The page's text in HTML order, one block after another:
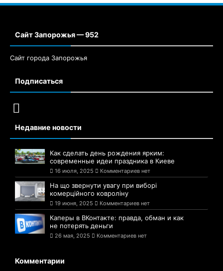
Сайт Запорожья — 952
Сайт города Запорожья
Подписаться
Недавние новости
Как сделать день рождения ярким:
современные идеи праздника в Киеве
16 июля, 2025 Комментариев нет
На що звернути увагу при виборі
комерційного ковроліну
19 июня, 2025 Комментариев нет
Каперы в ВКонтакте: правда, обман и как
не потерять деньги
26 мая, 2025 Комментариев нет
Комментарии